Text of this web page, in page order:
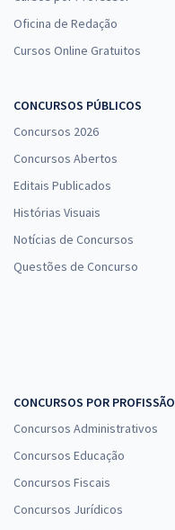
Oficina de Redação
Cursos Online Gratuitos
CONCURSOS PÚBLICOS
Concursos 2026
Concursos Abertos
Editais Publicados
Histórias Visuais
Notícias de Concursos
Questões de Concurso
CONCURSOS POR PROFISSÃO
Concursos Administrativos
Concursos Educação
Concursos Fiscais
Concursos Jurídicos